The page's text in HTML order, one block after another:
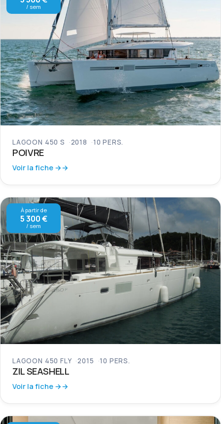
/ sem
LAGOON 450 S 2018 10 PERS.
POIVRE
Voir la fiche →
À partir de
5 300 €
/ sem
LAGOON 450 FLY 2015 10 PERS.
ZIL SEASHELL
Voir la fiche →